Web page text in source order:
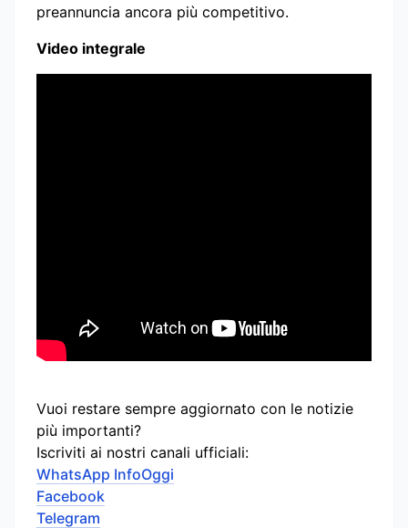
preannuncia ancora più competitivo.
Video integrale
Vuoi restare sempre aggiornato con le notizie
più importanti?
Iscriviti ai nostri canali ufficiali:
WhatsApp InfoOggi
Facebook
Telegram